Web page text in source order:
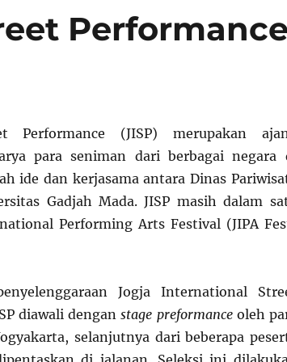
Performance
Performance (JISP) merupakan
para seniman dari berbagai negara
ide dan kerjasama antara Dinas
Gadjah Mada. JISP masih dalam
Performing Arts Festival (JIPA
Jogja International
diawali denganstage preformanceoleh
selanjutnya dari beberapa